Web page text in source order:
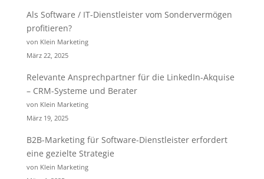
Als Software / IT-Dienstleister vom Sondervermögen
profitieren?
von Klein Marketing
März 22, 2025
Relevante Ansprechpartner für die LinkedIn-Akquise
– CRM-Systeme und Berater
von Klein Marketing
März 19, 2025
B2B-Marketing für Software-Dienstleister erfordert
eine gezielte Strategie
von Klein Marketing